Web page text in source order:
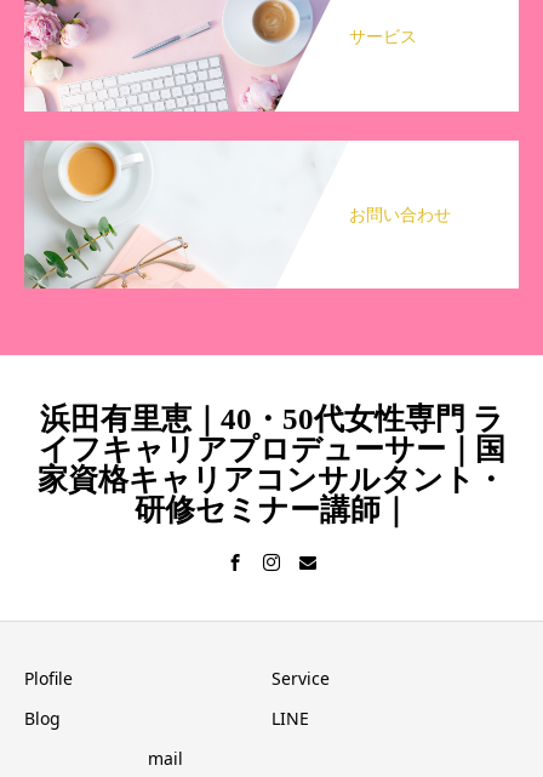
サービス
お問い合わせ
浜田有里恵｜40・50代女性専門 ラ
イフキャリアプロデューサー｜国
家資格キャリアコンサルタント・
研修セミナー講師｜
Plofile
Service
Blog
LINE
mail